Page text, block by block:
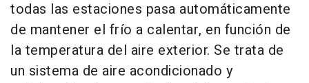
todas las estaciones pasa automáticamente
de mantener el frío a calentar, en función de
la temperatura del aire exterior. Se trata de
un sistema de aire acondicionado y